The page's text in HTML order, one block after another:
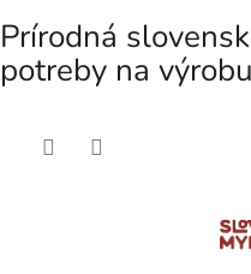
Prírodná
potreby na